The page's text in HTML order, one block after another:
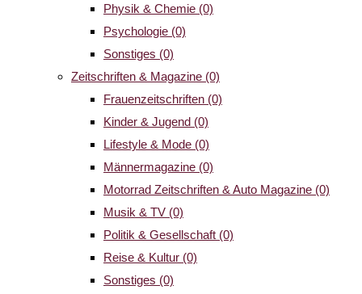
Physik & Chemie (0)
Psychologie (0)
Sonstiges (0)
Zeitschriften & Magazine (0)
Frauenzeitschriften (0)
Kinder & Jugend (0)
Lifestyle & Mode (0)
Männermagazine (0)
Motorrad Zeitschriften & Auto Magazine (0)
Musik & TV (0)
Politik & Gesellschaft (0)
Reise & Kultur (0)
Sonstiges (0)